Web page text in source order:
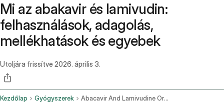
Mi az abakavir és lamivudin:
felhasználások, adagolás,
mellékhatások és egyebek
Utoljára frissítve 2026. április 3.
Kezdőlap Gyógyszerek Abacavir And Lamivudine Oral Route